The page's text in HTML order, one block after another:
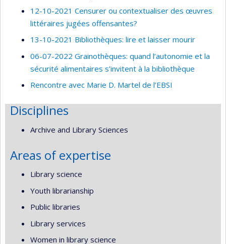
12-10-2021 Censurer ou contextualiser des œuvres
littéraires jugées offensantes?
13-10-2021 Bibliothèques: lire et laisser mourir
06-07-2022 Grainothèques: quand l’autonomie et la
sécurité alimentaires s’invitent à la bibliothèque
Rencontre avec Marie D. Martel de l’EBSI
Disciplines
Archive and Library Sciences
Areas of expertise
Library science
Youth librarianship
Public libraries
Library services
Women in library science